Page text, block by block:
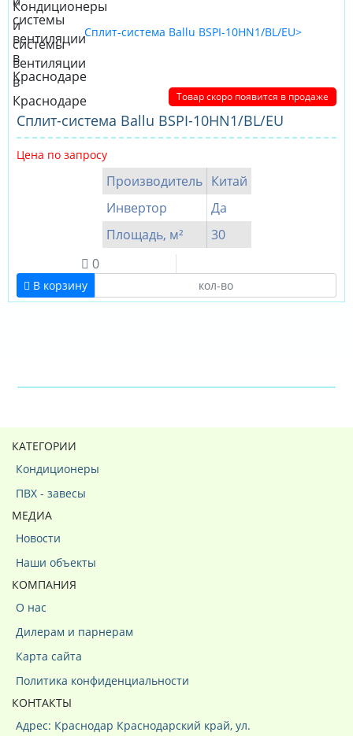
Товар скоро появится в продаже
Сплит-система Ballu BSPI-10HN1/BL/EU
Цена по запросу
Производитель Китай
Инвертор
Да
Площадь, м²
30
0
В корзину
КАТЕГОРИИ
Кондиционеры
ПВХ - завесы
МЕДИА
Новости
Наши объекты
КОМПАНИЯ
О нас
Дилерам и парнерам
Карта сайта
Политика конфиденциальности
КОНТАКТЫ
Адрес: Краснодар Краснодарский край, ул.